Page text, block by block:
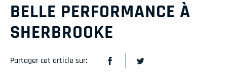
BELLE PERFORMANCE À
SHERBROOKE
Partager cet article sur: